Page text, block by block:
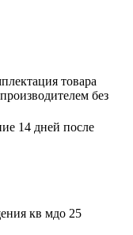
товара
без
14 дней после
кв мдо 25